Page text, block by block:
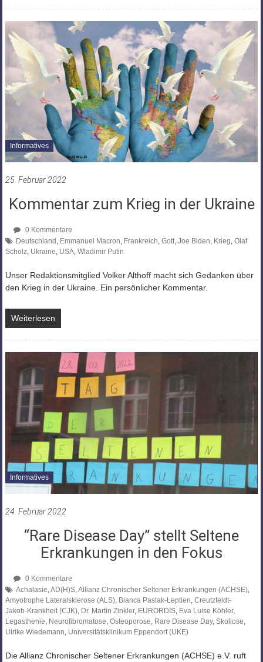
Informatives
25. Februar 2022
Kommentar zum Krieg in der Ukraine
0 Kommentare
Deutschland , Emmanuel Macron, Frankreich, Gott, Joe Biden, Krieg, Olaf
Scholz, Ukraine, USA, Wladimir Putin
Unser Redaktionsmitglied Volker Althoff macht sich Gedanken über
den Krieg in der Ukraine. Ein persönlicher Kommentar.
Weiterlesen
Informatives
24. Februar 2022
“Rare Disease Day” stellt Seltene
Erkrankungen in den Fokus
0 Kommentare
Achalasie,AD(H)S,Allianz Chronischer Seltener Erkrankungen (ACHSE),
Amyotrophe Lateralsklerose (ALS), Bianca Paslak-Leptien, Creutzfeldt-
Jakob-Krankheit (CJK), Dr. Martin Zinkler, EURORDIS, Eva Luise Köhler,
Legasthenie, Neurofibromatose, Osteoporose, Rare Disease Day, Skoliose,
Ulrike Wiedemann, Universitätsklinikum Eppendorf (UKE)
Die Allianz Chronischer Seltener Erkrankungen (ACHSE) e.V. ruft